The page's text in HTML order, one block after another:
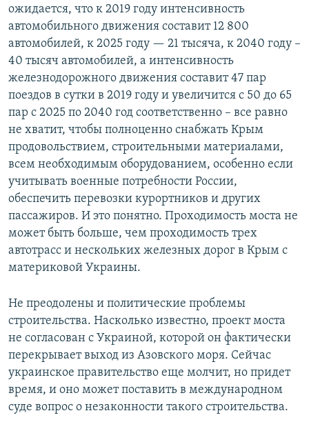
ожидается, что к 2019 году интенсивность
автомобильного движения составит 12 800
автомобилей, к 2025 году — 21 тысяча, к 2040 году –
40 тысяч автомобилей, а интенсивность
железнодорожного движения составит 47 пар
поездов в сутки в 2019 году и увеличится с 50 до 65
пар с 2025 по 2040 год соответственно – все равно
не хватит, чтобы полноценно снабжать Крым
продовольствием, строительными материалами,
всем необходимым оборудованием, особенно если
учитывать военные потребности России,
обеспечить перевозки курортников и других
пассажиров. И это понятно. Проходимость моста не
может быть больше, чем проходимость трех
автотрасс и нескольких железных дорог в Крым с
материковой Украины.
Не преодолены и политические проблемы
строительства. Насколько известно, проект моста
не согласован с Украиной, которой он фактически
перекрывает выход из Азовского моря. Сейчас
украинское правительство еще молчит, но придет
время, и оно может поставить в международном
суде вопрос о незаконности такого строительства.